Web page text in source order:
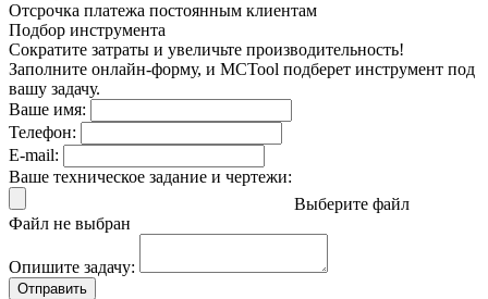
Отсрочка платежа постоянным клиентам
Подбор инструмента
Сократите затраты и увеличьте производительность!
Заполните онлайн-форму, и MCTool подберет инструмент под
вашу задачу.
Ваше имя:
Телефон:
E-mail:
Ваше техническое задание и чертежи:
Выберите файл
Файл не выбран
Опишите задачу:
Отправить